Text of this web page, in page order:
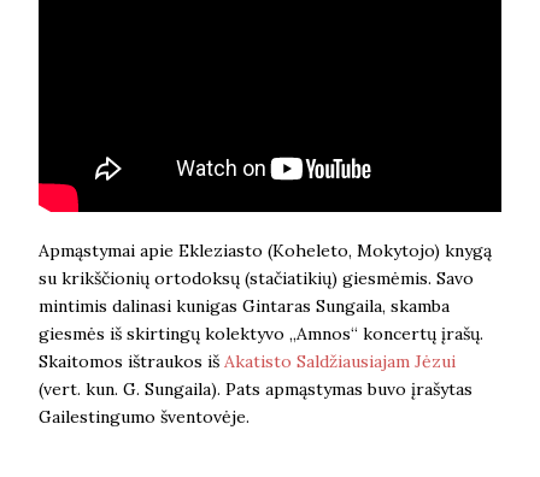
Apmąstymai apie Ekleziasto (Koheleto, Mokytojo) knygą
su krikščionių ortodoksų (stačiatikių) giesmėmis. Savo
mintimis dalinasi kunigas Gintaras Sungaila, skamba
giesmės iš skirtingų kolektyvo „Amnos“ koncertų įrašų.
Skaitomos ištraukos iš Akatisto Saldžiausiajam Jėzui
(vert. kun. G. Sungaila). Pats apmąstymas buvo įrašytas
Gailestingumo šventovėje.